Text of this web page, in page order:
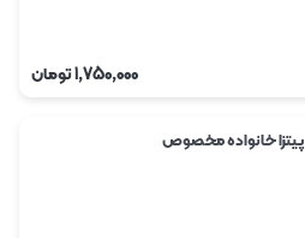
1,750,000تومان
پیتزا خانواده مخصوص